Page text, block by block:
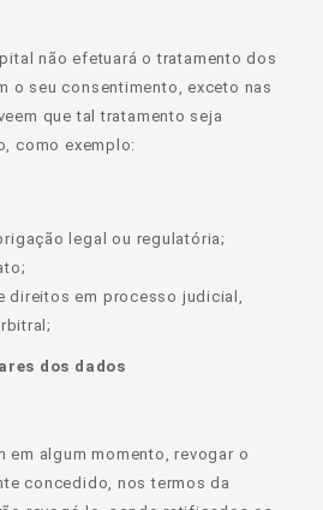
não efetuará o tratamento dos
o seu consentimento, exceto nas
que tal tratamento seja
como exemplo:
legal ou regulatória;
direitos em processo judicial,
dos dados
em algum momento, revogar o
concedido, nos termos da